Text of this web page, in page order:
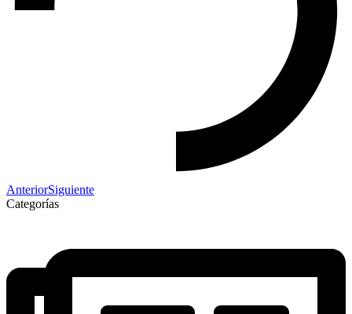
AnteriorSiguiente
Categorías